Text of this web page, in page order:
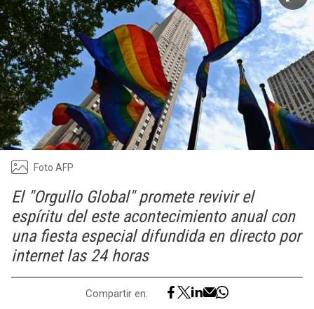
Foto AFP
El "Orgullo Global" promete revivir el
espíritu del este acontecimiento anual con
una fiesta especial difundida en directo por
internet las 24 horas
Compartir en: